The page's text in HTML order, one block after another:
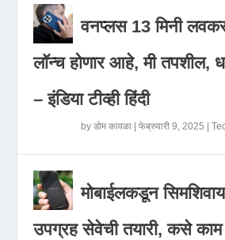
वनप्लस 13 मिनी
लॉन्च होणार आहे, मी तपशील,
– इंडिया टीव्ही हिंदी
byडोम कावळा |फेब्रुवारी 9, 2025 |
मोबाईलकडून
उपग्रह सेवेची तयारी, कसे